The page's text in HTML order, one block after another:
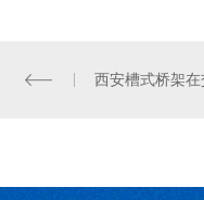
梯式桥架加工
西安槽式桥架